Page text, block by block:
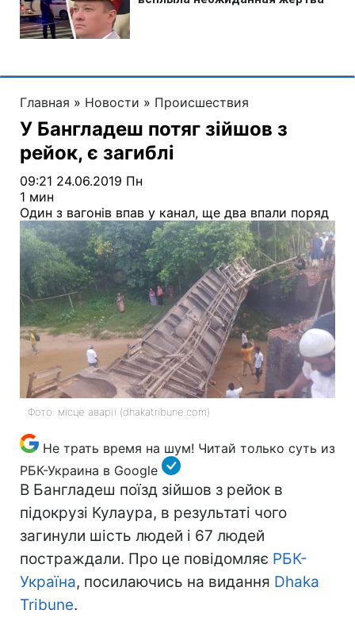
Главная » Новости » Происшествия
У Бангладеш потяг зійшов з
рейок, є загиблі
09:21 24.06.2019 Пн
1 мин
Один з вагонів впав у канал, ще два впали поряд
Фото: місце аварії (dhakatribune.com)
Не трать время на шум! Читай только суть из
РБК-Украина в Google
В Бангладеш поїзд зійшов з рейок в
підокрузі Кулаура, в результаті чого
загинули шість людей і 67 людей
постраждали. Про це повідомляє РБК-
Україна, посилаючись на видання Dhaka
Tribune.